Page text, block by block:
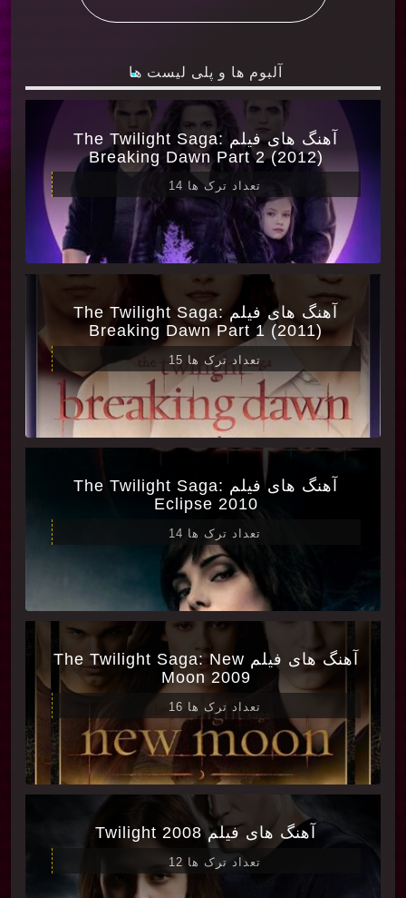
آلبوم ها و پلی لیست ها
آهنگ های فیلم The Twilight Saga:
Breaking Dawn Part 2 (2012)
تعداد ترک ها 14
آهنگ های فیلم The Twilight Saga:
Breaking Dawn Part 1 (2011)
تعداد ترک ها 15
آهنگ های فیلم The Twilight Saga:
Eclipse 2010
تعداد ترک ها 14
آهنگ های فیلم The Twilight Saga: New
Moon 2009
تعداد ترک ها 16
آهنگ های فیلم Twilight 2008
تعداد ترک ها 12